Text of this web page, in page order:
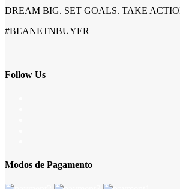
DREAM BIG. SET GOALS. TAKE
#BEANETNBUYER
Follow Us
Modos de Pagamento